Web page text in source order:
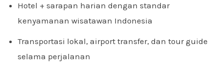
Hotel + sarapan harian dengan standar
kenyamanan wisatawan Indonesia
Transportasi lokal, airport transfer, dan tour guide
selama perjalanan